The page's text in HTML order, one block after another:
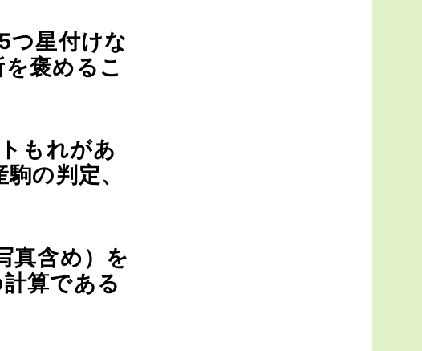
つ星付けな
褒めるこ
もれがあ
の判定、
真含め）を
算である